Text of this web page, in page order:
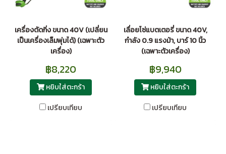
เครื่องตัดกิ่ง ขนาด 40V (เปลี่ยน
เป็นเครื่องเล็มพุ่มได้) (เฉพาะตัว
เครื่อง)
฿8,220
หยิบใส่ตะกร้า
เปรียบเทียบ
เลื่อยโซ่แบตเตอรี่ ขนาด 40V,
กำลัง 0.9 แรงม้า, บาร์ 10 นิ้ว
(เฉพาะตัวเครื่อง)
฿9,940
หยิบใส่ตะกร้า
เปรียบเทียบ